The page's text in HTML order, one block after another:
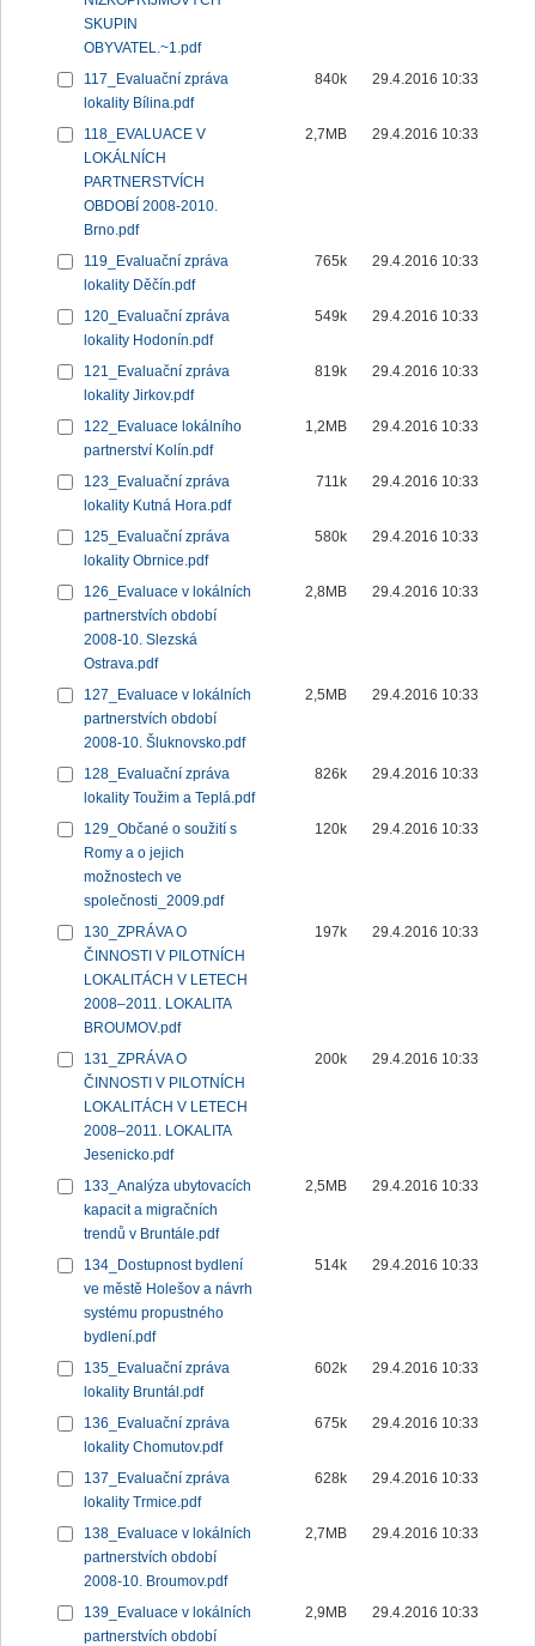
SKUPIN
OBYVATEL.~1.pdf
117_Evaluační zpráva
lokality Bílina.pdf
840k 29.4.2016 10:33
118_EVALUACE V
LOKÁLNÍCH
PARTNERSTVÍCH
OBDOBÍ 2008-2010.
Brno.pdf
2,7MB 29.4.2016 10:33
119_Evaluační zpráva
lokality Děčín.pdf
765k 29.4.2016 10:33
120_Evaluační zpráva
lokality Hodonín.pdf
549k 29.4.2016 10:33
121_Evaluační zpráva
lokality Jirkov.pdf
819k 29.4.2016 10:33
122_Evaluace lokálního
partnerství Kolín.pdf
1,2MB 29.4.2016 10:33
123_Evaluační zpráva
lokality Kutná Hora.pdf
711k 29.4.2016 10:33
125_Evaluační zpráva
lokality Obrnice.pdf
580k 29.4.2016 10:33
126_Evaluace v lokálních
partnerstvích období
2008-10. Slezská
Ostrava.pdf
2,8MB 29.4.2016 10:33
127_Evaluace v lokálních
partnerstvích období
2008-10. Šluknovsko.pdf
2,5MB 29.4.2016 10:33
128_Evaluační zpráva
lokality Toužim a Teplá.pdf
826k 29.4.2016 10:33
129_Občané o soužití s
Romy a o jejich
možnostech ve
společnosti_2009.pdf
120k 29.4.2016 10:33
130_ZPRÁVA O
ČINNOSTI V PILOTNÍCH
LOKALITÁCH V LETECH
2008–2011. LOKALITA
BROUMOV.pdf
197k 29.4.2016 10:33
131_ZPRÁVA O
ČINNOSTI V PILOTNÍCH
LOKALITÁCH V LETECH
2008–2011. LOKALITA
Jesenicko.pdf
200k 29.4.2016 10:33
133_Analýza ubytovacích
kapacit a migračních
trendů v Bruntále.pdf
2,5MB 29.4.2016 10:33
134_Dostupnost bydlení
ve městě Holešov a návrh
systému propustného
bydlení.pdf
514k 29.4.2016 10:33
135_Evaluační zpráva
lokality Bruntál.pdf
602k 29.4.2016 10:33
136_Evaluační zpráva
lokality Chomutov.pdf
675k 29.4.2016 10:33
137_Evaluační zpráva
lokality Trmice.pdf
628k 29.4.2016 10:33
138_Evaluace v lokálních
partnerstvích období
2008-10. Broumov.pdf
2,7MB 29.4.2016 10:33
139_Evaluace v lokálních
partnerstvích období
2,9MB 29.4.2016 10:33